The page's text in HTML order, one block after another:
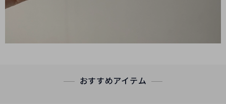
おすすめアイテム